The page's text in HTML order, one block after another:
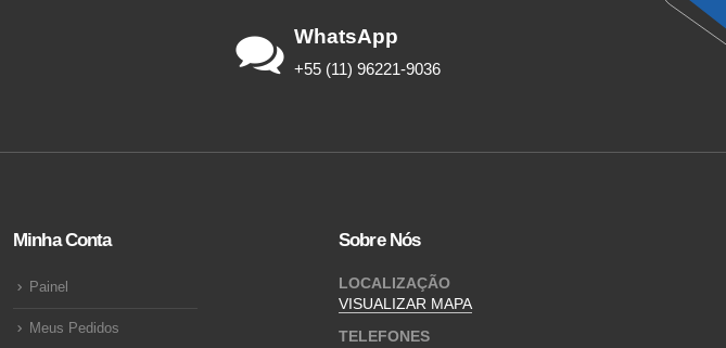
WhatsApp
+55 (11) 96221-9036
Minha Conta
Painel
Meus Pedidos
Sobre Nós
LOCALIZAÇÃO
VISUALIZAR MAPA
TELEFONES